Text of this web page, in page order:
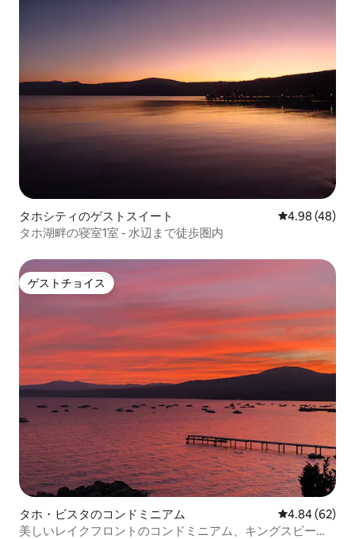
タホシティのゲストスイート レビュー48
4.98 (48)
タホ湖畔の寝室1室 - 水辺まで徒歩圏内
ゲストチョイス
ゲストチョイス
タホ・ビスタのコンドミニアム レビュー62
4.84 (62)
美しいレイクフロントのコンドミニアム、キングスビー